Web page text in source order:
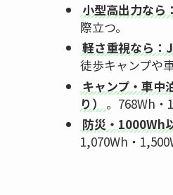
小型高出力なら
際立つ。
軽さ重視なら：
徒歩キャンプや
キャンプ・車中
り） 。768Wh・
防災・1000Wh
1,070Wh・